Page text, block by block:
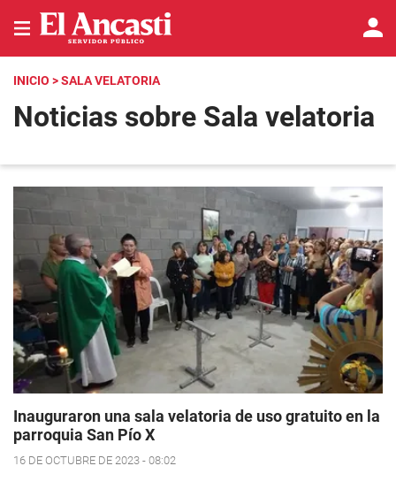
INICIO > SALA VELATORIA
Noticias sobre Sala velatoria
Inauguraron una sala velatoria de uso gratuito en la
parroquia San Pío X
16 DE OCTUBRE DE 2023 - 08:02